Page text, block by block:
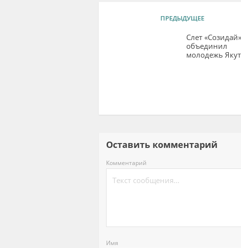
ПРЕДЫДУЩЕЕ
Слет «Созидай»
объединил
молодежь
Оставить комментарий
Комментарий
Имя